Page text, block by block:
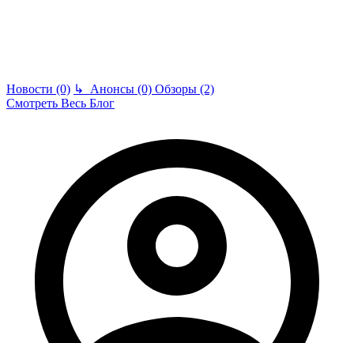
Новости (0) ↳ Анонсы (0) Обзоры (2)
Смотреть Весь Блог